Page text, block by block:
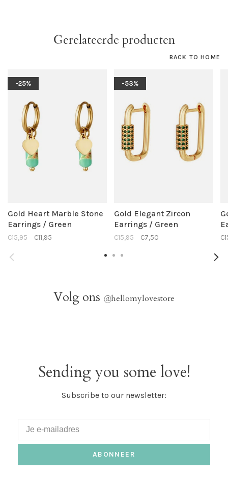
Gerelateerde producten
BACK TO HOME
-25%
Gold Heart Marble Stone
Earrings / Green
€15,95 €11,95
-53%
Gold Elegant Zircon
Earrings / Green
€15,95 €7,50
Volg ons @hellomylovestore
Sending you some love!
Subscribe to our newsletter:
ABONNEER